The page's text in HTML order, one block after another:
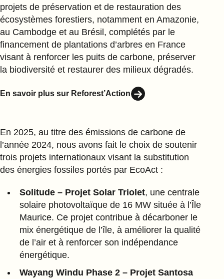
projets de préservation et de restauration des
écosystèmes forestiers, notamment en Amazonie,
au Cambodge et au Brésil, complétés par le
financement de plantations d’arbres en France
visant à renforcer les puits de carbone, préserver
la biodiversité et restaurer des milieux dégradés.
En savoir plus sur Reforest’Action
En 2025, au titre des émissions de carbone de
l’année 2024, nous avons fait le choix de soutenir
trois projets internationaux visant la substitution
des énergies fossiles portés par EcoAct :
Solitude – Projet Solar Triolet, une centrale
solaire photovoltaïque de 16 MW située à l’Île
Maurice. Ce projet contribue à décarboner le
mix énergétique de l’île, à améliorer la qualité
de l’air et à renforcer son indépendance
énergétique.
Wayang Windu Phase 2 – Projet Santosa